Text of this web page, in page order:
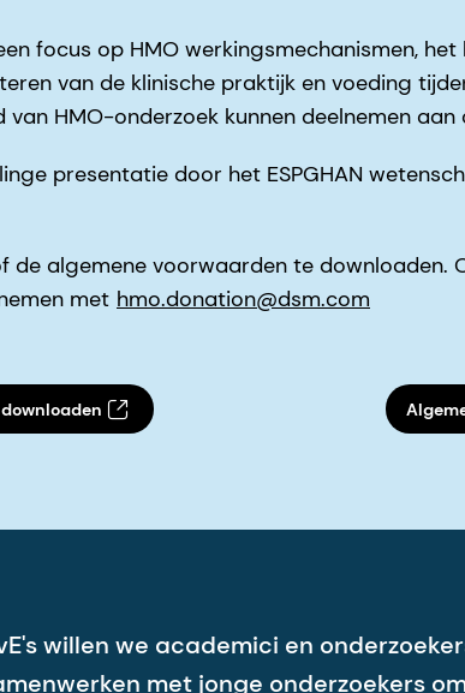
focus op HMO werkingsmechanismen,
van de klinische praktijk en voeding
HMO-onderzoek kunnen deelnemen aan
presentatie door het ESPGHAN
algemene voorwaarden te downloaden.
met hmo.donation@dsm.com
willen we academici en
met jonge onderzoekers